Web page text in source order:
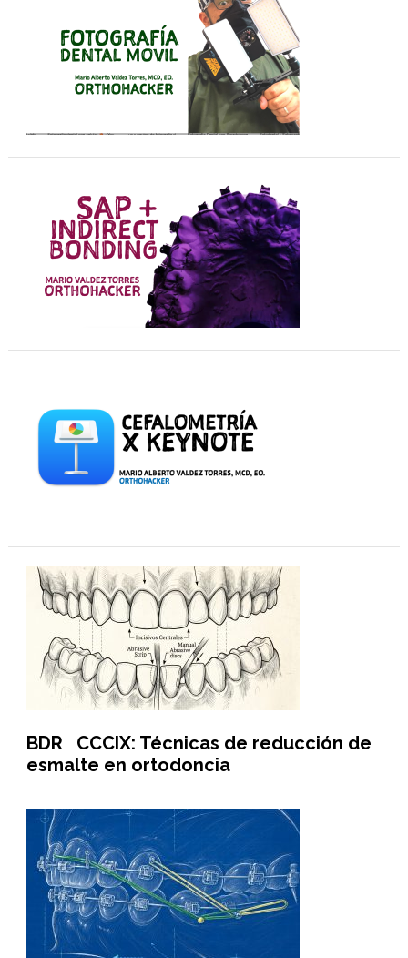
BDR CCCIX: Técnicas de reducción de
esmalte en ortodoncia